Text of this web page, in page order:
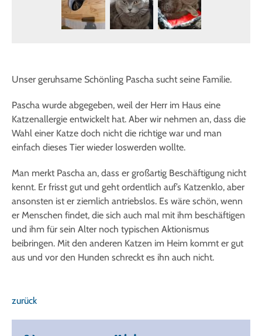
Unser geruhsame Schönling Pascha sucht seine Familie.
Pascha wurde abgegeben, weil der Herr im Haus eine
Katzenallergie entwickelt hat. Aber wir nehmen an, dass die
Wahl einer Katze doch nicht die richtige war und man
einfach dieses Tier wieder loswerden wollte.
Man merkt Pascha an, dass er großartig Beschäftigung nicht
kennt. Er frisst gut und geht ordentlich auf’s Katzenklo, aber
ansonsten ist er ziemlich antriebslos. Es wäre schön, wenn
er Menschen findet, die sich auch mal mit ihm beschäftigen
und ihm für sein Alter noch typischen Aktionismus
beibringen. Mit den anderen Katzen im Heim kommt er gut
aus und vor den Hunden schreckt es ihn auch nicht.
zurück